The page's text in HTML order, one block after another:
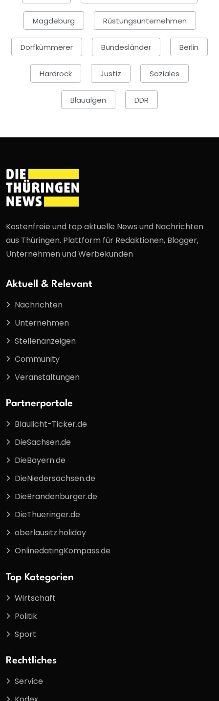
Magdeburg Rüstungsunternehmen
Dorfkümmerer Bundesländer Berlin
Hardrock Justiz Soziales
Blaualgen DDR
Kostenfreie und top aktuelle News und Nachrichten
aus Thüringen. Plattform für Redaktionen, Blogger,
Unternehmen und Werbekunden
Aktuell & Relevant
Nachrichten
Unternehmen
Stellenanzeigen
Community
Veranstaltungen
Partnerportale
Blaulicht-Ticker.de
DieSachsen.de
DieBayern.de
DieNiedersachsen.de
DieBrandenburger.de
DieThueringer.de
oberlausitz.holiday
OnlinedatingKompass.de
Top Kategorien
Wirtschaft
Politik
Sport
Rechtliches
Service